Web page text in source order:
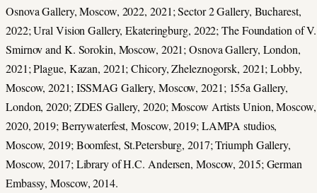
Osnova Gallery, Moscow, 2022, 2021; Sector 2 Gallery, Bucharest,
2022; Ural Vision Gallery, Ekateringburg, 2022; The Foundation of V.
Smirnov and K. Sorokin, Moscow, 2021; Osnova Gallery, London,
2021; Plague, Kazan, 2021; Chicory, Zheleznogorsk, 2021; Lobby,
Moscow, 2021; ISSMAG Gallery, Moscow, 2021; 155a Gallery,
London, 2020; ZDES Gallery, 2020; Moscow Artists Union, Moscow,
2020, 2019; Berrywaterfest, Moscow, 2019; LAMPA studios,
Moscow, 2019; Boomfest, St.Petersburg, 2017; Triumph Gallery,
Moscow, 2017; Library of H.C. Andersen, Moscow, 2015; German
Embassy, Moscow, 2014.